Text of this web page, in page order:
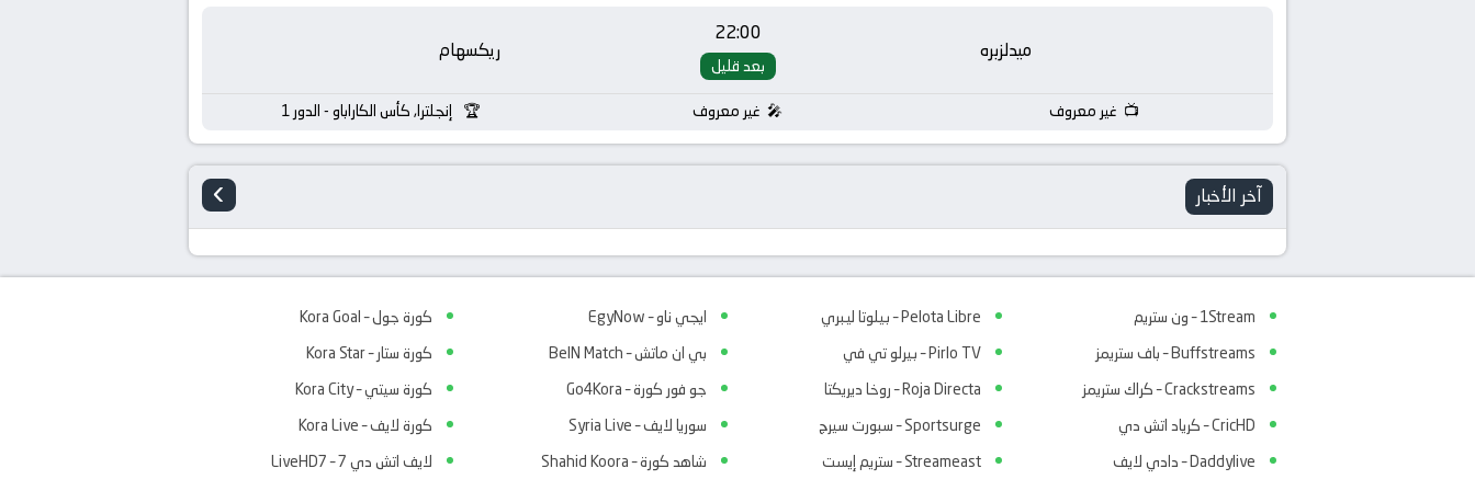
جوال
kora
live
ميدلزبره
22:00
بعد قليل
ريكسهام
غير معروف غير معروف إنجلترا, كأس الكاراباو - الدور 1
آخر الأخبار ›
1Stream – ون ستريم
Buffstreams – باف ستريمز
Crackstreams – كراك ستريمز
CricHD – كرياد اتش دي
Daddylive – دادي لايف
Pelota Libre – بيلوتا ليبري
Pirlo TV – بيرلو تي في
Roja Directa – روخا ديريكتا
Sportsurge – سبورت سيرج
Streameast – ستريم إيست
ايجي ناو – EgyNow
بي ان ماتش – BeIN Match
جو فور كورة – Go4Kora
سوريا لايف – Syria Live
شاهد كورة – Shahid Koora
كورة جول – Kora Goal
كورة ستار – Kora Star
كورة سيتي – Kora City
كورة لايف – Kora Live
لايف اتش دي 7 – LiveHD7